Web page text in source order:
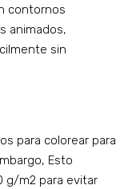
contornos
animados,
sin
para colorear para
Esto
g/m2 para evitar